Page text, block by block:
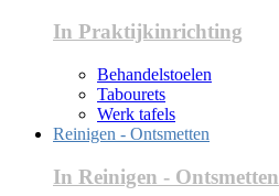
In Praktijkinrichting
Behandelstoelen
Tabourets
Werk tafels
Reinigen - Ontsmetten
In Reinigen - Ontsmetten